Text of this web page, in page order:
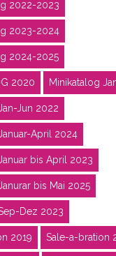
2022-2023
2023-2024
2024-2025
2020 Minikatalog
Jun 2022
April 2024
bis April 2023
bis Mai 2025
Dez 2023
2019 Sale-a-bration